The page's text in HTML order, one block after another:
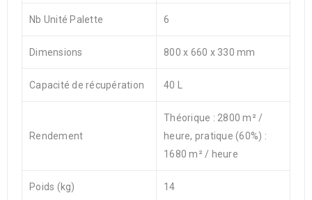
Nb Unité Palette 6
Dimensions 800 x 660 x 330 mm
Capacité de récupération 40 L
Rendement
Théorique : 2800 m² /
heure, pratique (60%) :
1680 m² / heure
Poids (kg) 14